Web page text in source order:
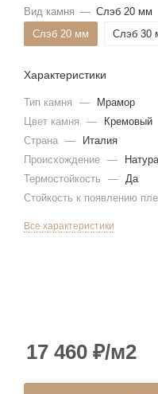
Вид камня — Слэб 20 мм
Слэб 20 мм
Слэб 30
Характеристики
Тип камня —
Мрамор
Цвет камня
—
Кремовый
Страна —
Италия
Происхождение —
Термостойкость
—
Да
Стойкость к появлению
Все характеристики
17 460 ₽/м2